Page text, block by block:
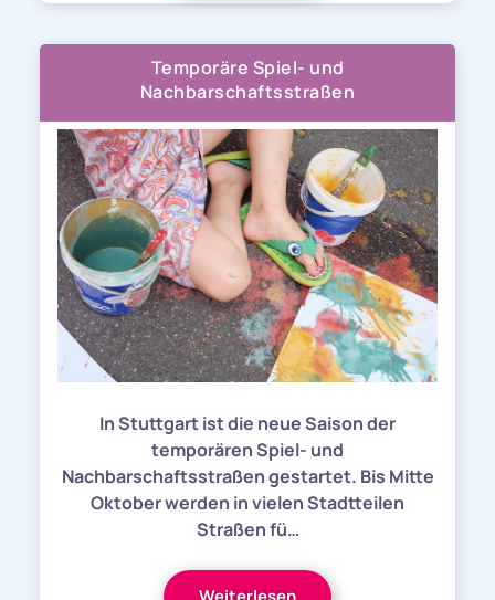
Temporäre Spiel- und
Nachbarschaftsstraßen
In Stuttgart ist die neue Saison der
temporären Spiel- und
Nachbarschaftsstraßen gestartet. Bis Mitte
Oktober werden in vielen Stadtteilen
Straßen fü…